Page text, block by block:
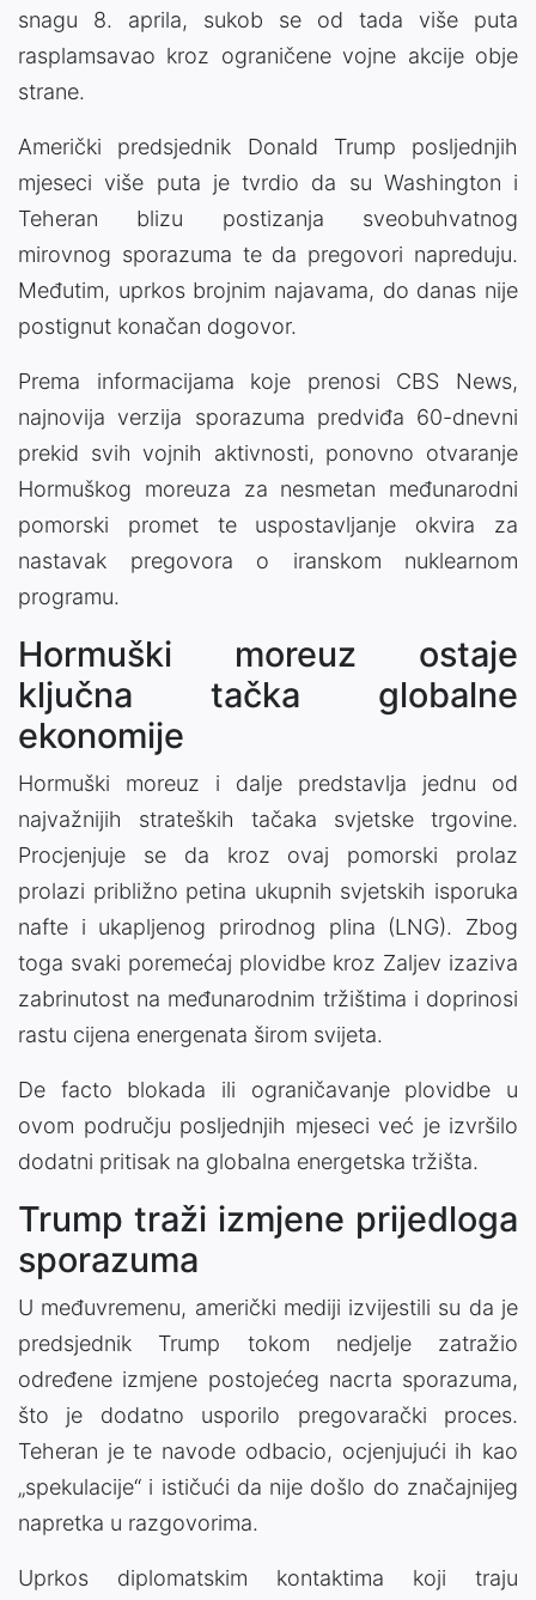
snagu 8. aprila, sukob se od tada više puta
rasplamsavao kroz ograničene vojne akcije obje
strane.
Američki predsjednik Donald Trump posljednjih
mjeseci više puta je tvrdio da su Washington i
Teheran blizu postizanja sveobuhvatnog
mirovnog sporazuma te da pregovori napreduju.
Međutim, uprkos brojnim najavama, do danas nije
postignut konačan dogovor.
Prema informacijama koje prenosi CBS News,
najnovija verzija sporazuma predviđa 60-dnevni
prekid svih vojnih aktivnosti, ponovno otvaranje
Hormuškog moreuza za nesmetan međunarodni
pomorski promet te uspostavljanje okvira za
nastavak pregovora o iranskom nuklearnom
programu.
Hormuški moreuz ostaje
ključna tačka globalne
ekonomije
Hormuški moreuz i dalje predstavlja jednu od
najvažnijih strateških tačaka svjetske trgovine.
Procjenjuje se da kroz ovaj pomorski prolaz
prolazi približno petina ukupnih svjetskih isporuka
nafte i ukapljenog prirodnog plina (LNG). Zbog
toga svaki poremećaj plovidbe kroz Zaljev izaziva
zabrinutost na međunarodnim tržištima i doprinosi
rastu cijena energenata širom svijeta.
De facto blokada ili ograničavanje plovidbe u
ovom području posljednjih mjeseci već je izvršilo
dodatni pritisak na globalna energetska tržišta.
Trump traži izmjene prijedloga
sporazuma
U međuvremenu, američki mediji izvijestili su da je
predsjednik Trump tokom nedjelje zatražio
određene izmjene postojećeg nacrta sporazuma,
što je dodatno usporilo pregovarački proces.
Teheran je te navode odbacio, ocjenjujući ih kao
„spekulacije“ i ističući da nije došlo do značajnijeg
napretka u razgovorima.
Uprkos diplomatskim kontaktima koji traju